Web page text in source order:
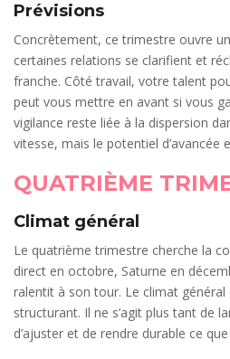
Prévisions
Concrètement, ce trimestre ouvre
certaines relations se clarifient et
franche. Côté travail, votre talent
peut vous mettre en avant si vous
vigilance reste liée à la dispersion
vitesse, mais le potentiel d’avancée
QUATRIÈME
Climat général
Le quatrième trimestre cherche la
direct en octobre, Saturne en
ralentit à son tour. Le climat
structurant. Il ne s’agit plus tant de
d’ajuster et de rendre durable ce